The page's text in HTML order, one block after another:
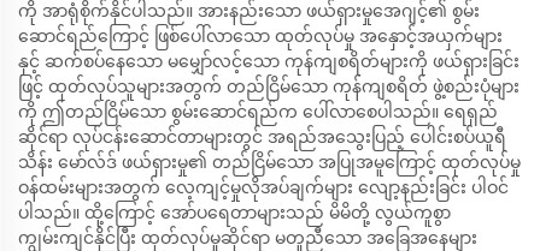
ကို အာရုံစိုက်နိုင်ပါသည်။ အားနည်းသော ဖယ်ရှားမှုအေဂျင့်၏ စွမ်း
ဆောင်ရည်ကြောင့် ဖြစ်ပေါ်လာသော ထုတ်လုပ်မှု အနှောင့်အယှက်များ
နှင့် ဆက်စပ်နေသော မမျှော်လင့်သော ကုန်ကျစရိတ်များကို ဖယ်ရှားခြင်း
ဖြင့် ထုတ်လုပ်သူများအတွက် တည်ငြိမ်သော ကုန်ကျစရိတ် ဖွဲ့စည်းပုံများ
ကို ဤတည်ငြိမ်သော စွမ်းဆောင်ရည်က ပေါ်လာစေပါသည်။ ရေရှည်
ဆိုင်ရာ လုပ်ငန်းဆောင်တာများတွင် အရည်အသွေးပြည့် ပေါင်းစပ်ယူရီ
သိန်း မော်လ်ဒ် ဖယ်ရှားမှု၏ တည်ငြိမ်သော အပြုအမူကြောင့် ထုတ်လုပ်မှု
ဝန်ထမ်းများအတွက် လေ့ကျင့်မှုလိုအပ်ချက်များ လျော့နည်းခြင်း ပါဝင်
ပါသည်။ ထို့ကြောင့် အော်ပရေတာများသည် မိမိတို့ လွယ်ကူစွာ
ကျွမ်းကျင်နိုင်ပြီး ထုတ်လုပ်မှုဆိုင်ရာ မတူညီသော အခြေအနေများ